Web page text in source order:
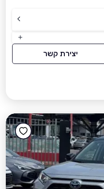
יצירת קשר